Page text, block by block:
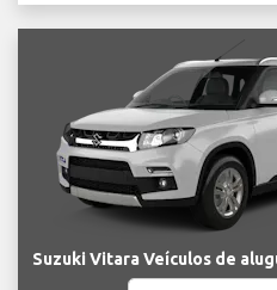
Suzuki Vitara Veículos de